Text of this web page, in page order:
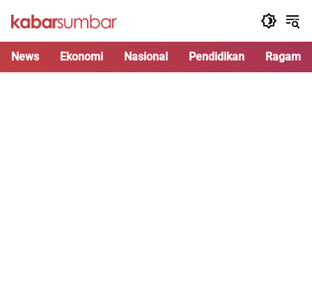
News Ekonomi Nasional Pendidikan Ragam